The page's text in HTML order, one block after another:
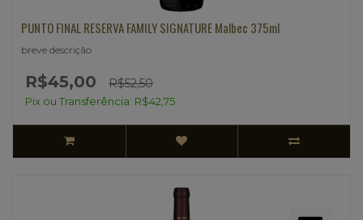
PUNTO FINAL RESERVA FAMILY SIGNATURE Malbec 375ml
breve descrição ..
R$45,00 R$52,50
Pix ou Transferência: R$42,75